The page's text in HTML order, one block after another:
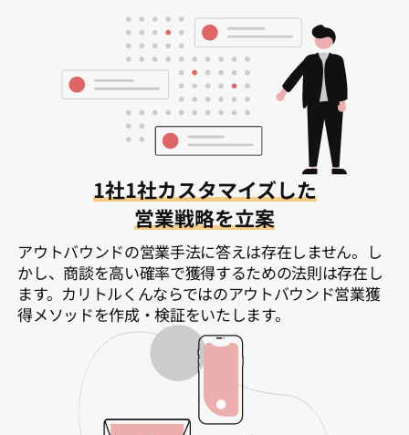
1社1社カスタマイズした
営業戦略を立案
アウトバウンドの営業手法に答えは存在しません。し
かし、商談を高い確率で獲得するための法則は存在し
ます。カリトルくんならではのアウトバウンド営業獲
得メソッドを作成・検証をいたします。